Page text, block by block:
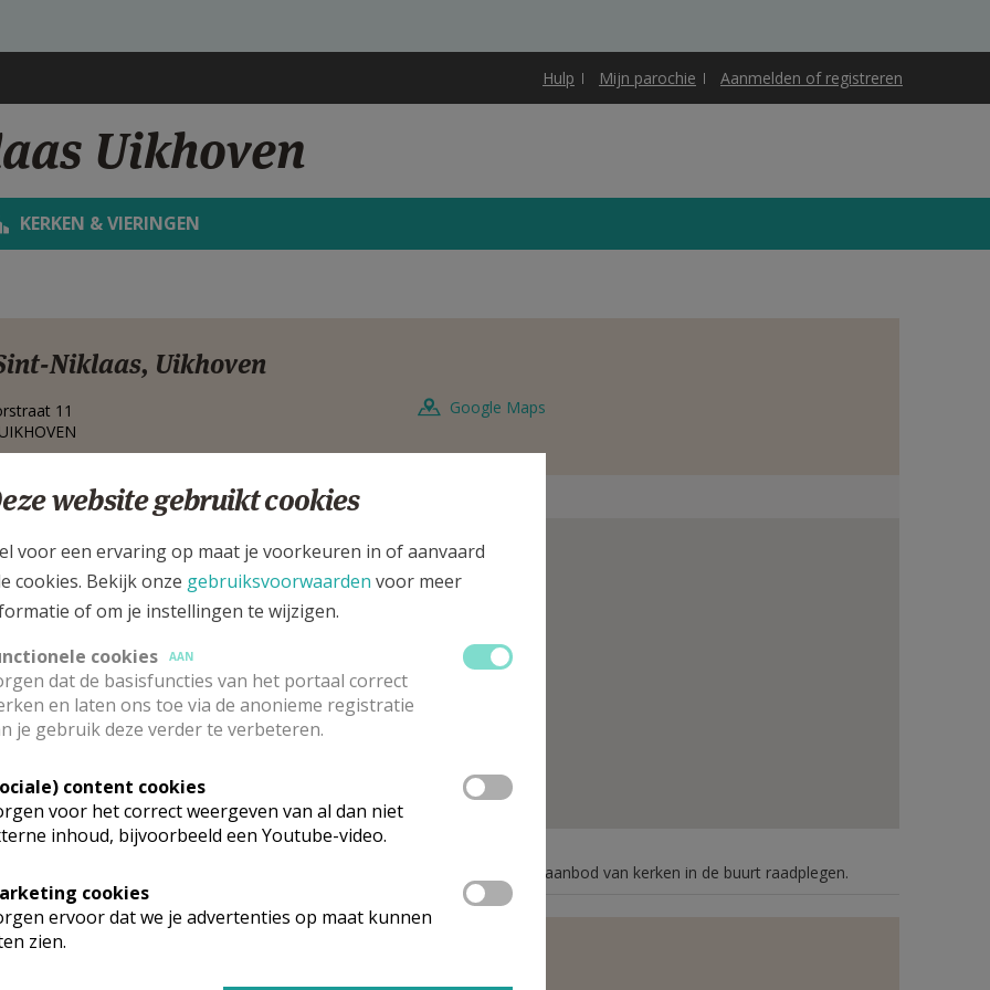
Hulp Mijn parochie Aanmelden of registreren
Uikhoven
KERKEN & VIERINGEN
Niklaas, Uikhoven
11
UIKHOVEN
Google Maps
11, 3631 UIKHOVEN
vinden geen weekendvieringen plaats. Via de onderstaande lijst kan je het aanbod van kerken in de buurt raadplegen.
website gebruikt cookies
voor een ervaring op maat je voorkeuren in of aanvaard
cookies. Bekijk onze gebruiksvoorwaarden voor meer
of om je instellingen te wijzigen.
cookies
AAN
dat de basisfuncties van het portaal correct
en laten ons toe via de anonieme registratie
je gebruik deze verder te verbeteren.
content cookies
voor het correct weergeven van al dan niet
inhoud, bijvoorbeeld een Youtube-video.
cookies
ervoor dat we je advertenties op maat kunnen
zien.